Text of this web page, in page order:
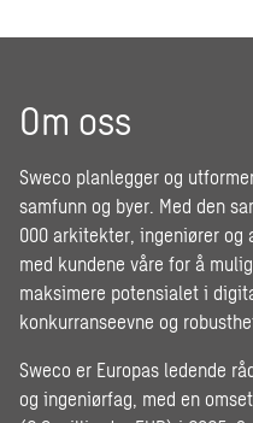
Om oss
Sweco planlegger og
samfunn og byer. Med den
000 arkitekter, ingeniører og
med kundene våre for å
maksimere potensialet i
konkurranseevne og
Sweco er Europas ledende
og ingeniørfag, med en